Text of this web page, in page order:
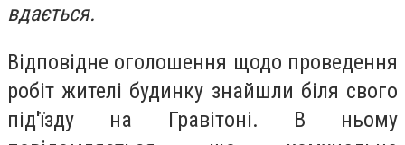
вдається.
Відповідне оголошення щодо проведення
робіт жителі будинку знайшли біля свого
під'їзду на Гравітоні. В ньому